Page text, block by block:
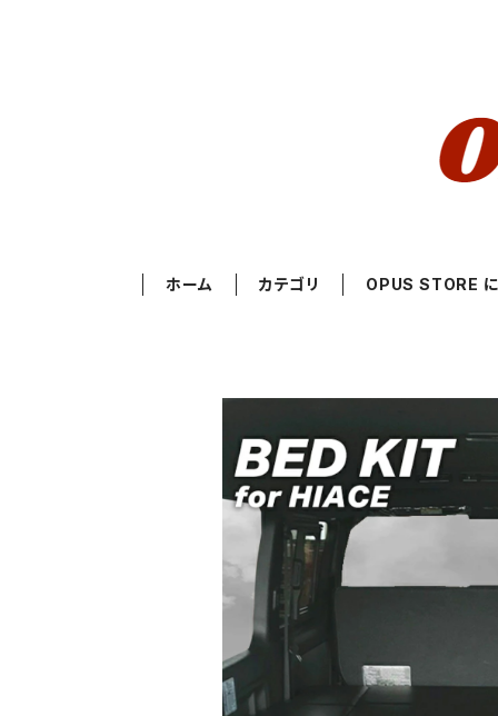
ホーム カテゴリ OPUS STORE